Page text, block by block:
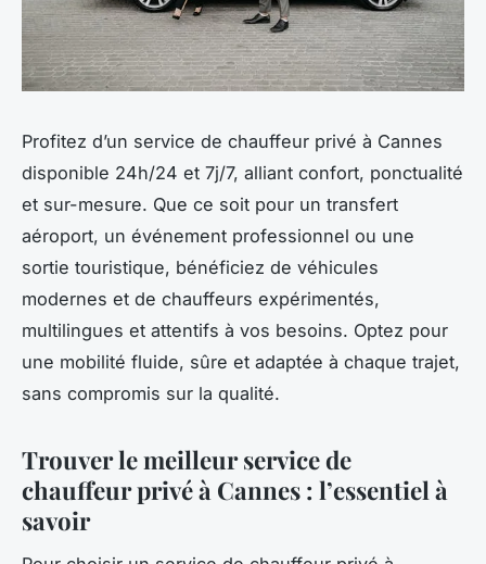
Profitez d’un service de chauffeur privé à Cannes
disponible 24h/24 et 7j/7, alliant confort, ponctualité
et sur-mesure. Que ce soit pour un transfert
aéroport, un événement professionnel ou une
sortie touristique, bénéficiez de véhicules
modernes et de chauffeurs expérimentés,
multilingues et attentifs à vos besoins. Optez pour
une mobilité fluide, sûre et adaptée à chaque trajet,
sans compromis sur la qualité.
Trouver le meilleur service de
chauffeur privé à Cannes : l’essentiel à
savoir